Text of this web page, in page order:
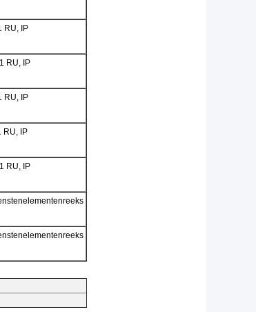
RU, IP
RU, IP
RU, IP
RU, IP
RU, IP